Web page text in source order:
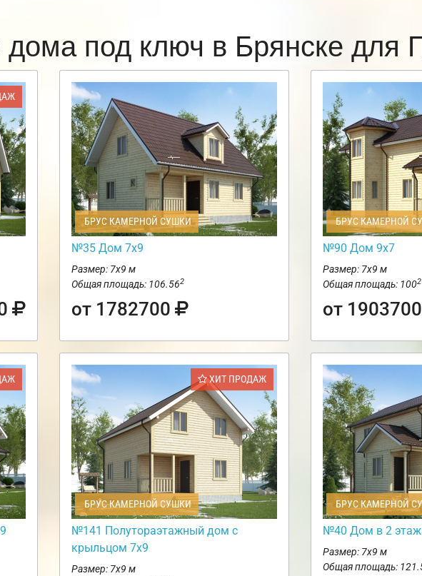
дома под ключ в Брянске
БРУС КАМЕРНОЙ СУШКИ
№35 Дом 7х9
Размер: 7х9 м
Общая площадь: 106.562
от 1782700
БРУС КАМЕРНОЙ
№90 Дом 9х7
Размер: 7х9 м
Общая площадь: 1002
от 1903700
ХИТ ПРОДАЖ
БРУС КАМЕРНОЙ СУШКИ
№141 Полутораэтажный дом с
крыльцом 7х9
Размер: 7х9 м
БРУС КАМЕРНОЙ
№40 Дом в 2
Размер: 7х9 м
Общая площадь: